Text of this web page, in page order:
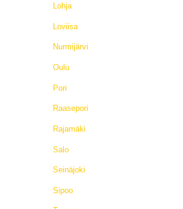
Lohja
Loviisa
Nurmijärvi
Oulu
Pori
Raasepori
Rajamäki
Salo
Seinäjoki
Sipoo